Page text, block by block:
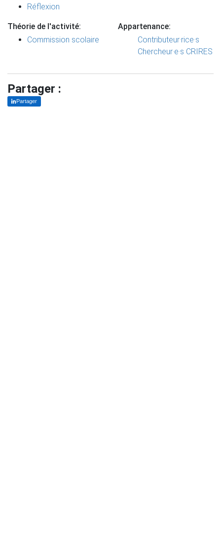
Réflexion
Théorie de l'activité:
Commission scolaire
Appartenance:
Contributeur·rice·s
Chercheur·e·s CRIRES
Partager :
Partager